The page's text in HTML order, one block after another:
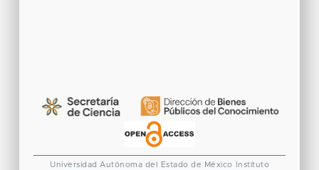
Universidad Autónoma del Estado de México
Instituto